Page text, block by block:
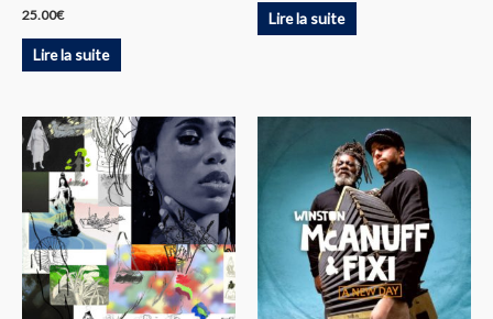
25.00€
Lire la suite
Lire la suite